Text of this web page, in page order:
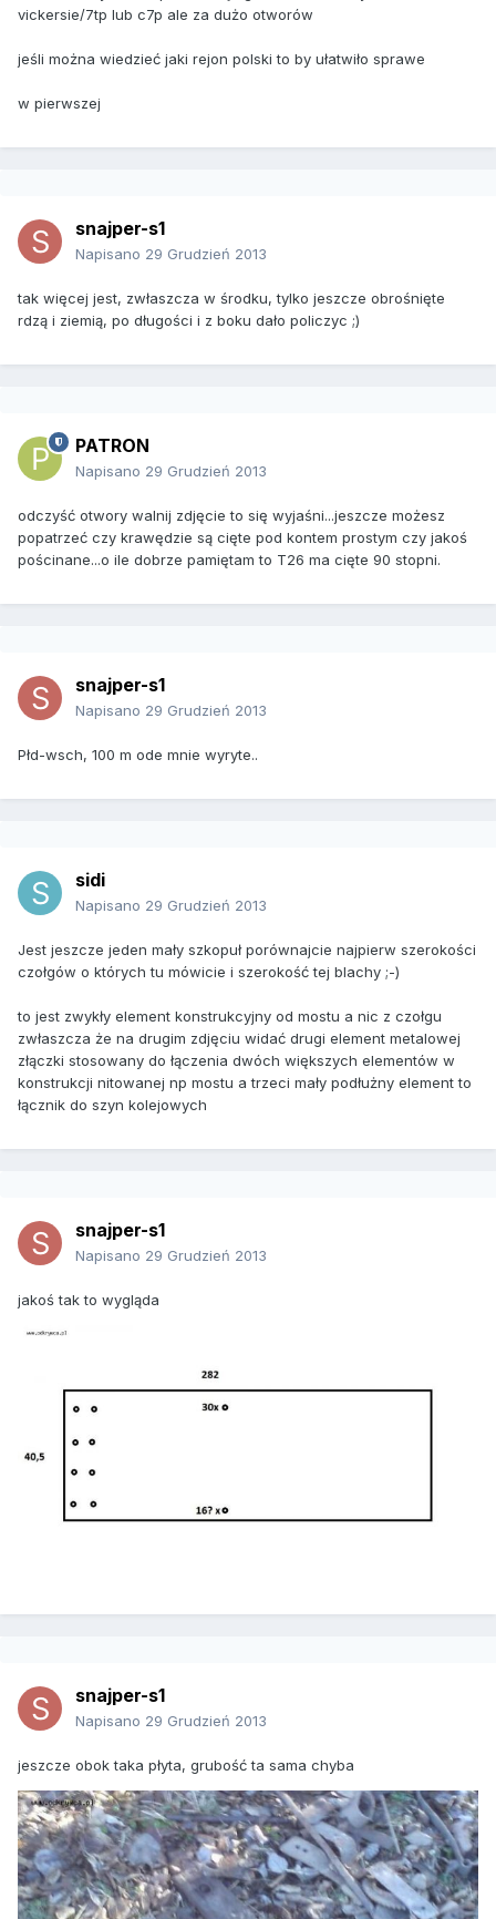
vickersie/7tp lub c7p ale za dużo otworów
jeśli można wiedzieć jaki rejon polski to by ułatwiło sprawe
w pierwszej
snajper-s1
Napisano 29 Grudzień 2013
tak więcej jest, zwłaszcza w środku, tylko jeszcze obrośnięte
rdzą i ziemią, po długości i z boku dało policzyc ;)
PATRON
Napisano 29 Grudzień 2013
odczyść otwory walnij zdjęcie to się wyjaśni...jeszcze możesz
popatrzeć czy krawędzie są cięte pod kontem prostym czy jakoś
pościnane...o ile dobrze pamiętam to T26 ma cięte 90 stopni.
snajper-s1
Napisano 29 Grudzień 2013
Płd-wsch, 100 m ode mnie wyryte..
sidi
Napisano 29 Grudzień 2013
Jest jeszcze jeden mały szkopuł porównajcie najpierw szerokości
czołgów o których tu mówicie i szerokość tej blachy ;-)
to jest zwykły element konstrukcyjny od mostu a nic z czołgu
zwłaszcza że na drugim zdjęciu widać drugi element metalowej
złączki stosowany do łączenia dwóch większych elementów w
konstrukcji nitowanej np mostu a trzeci mały podłużny element to
łącznik do szyn kolejowych
snajper-s1
Napisano 29 Grudzień 2013
jakoś tak to wygląda
snajper-s1
Napisano 29 Grudzień 2013
jeszcze obok taka płyta, grubość ta sama chyba